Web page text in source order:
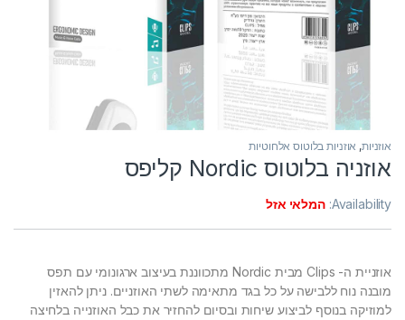
אוזניות, אוזניות בלוטוס אלחוטיות
אוזניה בלוטוס Nordic קליפס
Availability: המלאי אזל
אוזניית ה- Clips מבית Nordic מתכווננת בעיצוב ארגונומי עם תפס
מובנה נוח ללבישה על כל בגד מתאימה לשתי האוזניים. ניתן להאזין
למוזיקה בנוסף לביצוע שיחות ובסיום להחזיר את כבל האוזנייה בלחיצה